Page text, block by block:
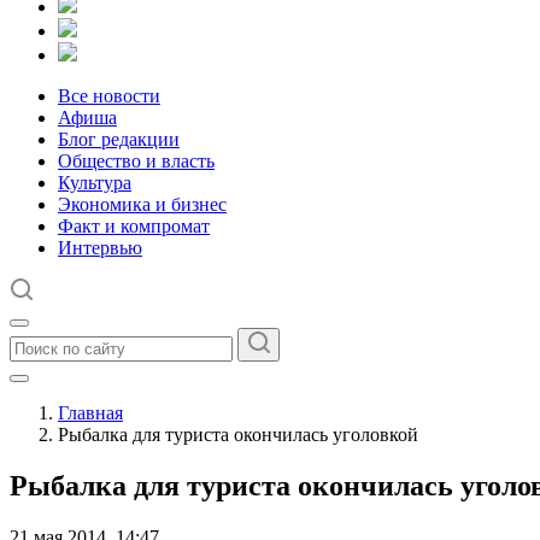
Все новости
Афиша
Блог редакции
Общество и власть
Культура
Экономика и бизнес
Факт и компромат
Интервью
Главная
Рыбалка для туриста окончилась уголовкой
Рыбалка для туриста окончилась